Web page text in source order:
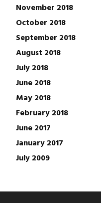
November 2018
October 2018
September 2018
August 2018
July 2018
June 2018
May 2018
February 2018
June 2017
January 2017
July 2009